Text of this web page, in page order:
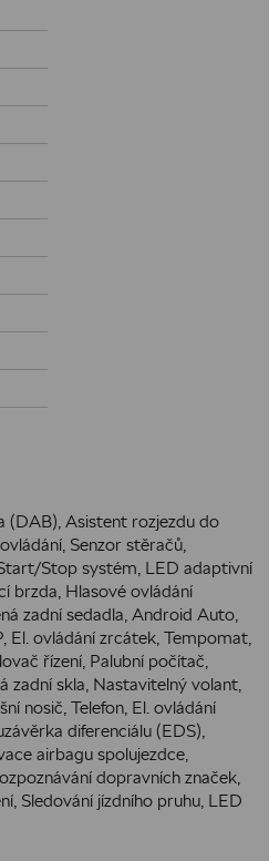
(DAB), Asistent rozjezdu do
Senzor stěračů,
Stop systém, LED adaptivní
brzda, Hlasové ovládání
zadní sedadla, Android Auto,
El. ovládání zrcátek, Tempomat,
řízení, Palubní počítač,
skla, Nastavitelný volant,
nosič, Telefon, El. ovládání
diferenciálu (EDS),
airbagu spolujezdce,
dopravních značek,
Sledování jízdního pruhu, LED